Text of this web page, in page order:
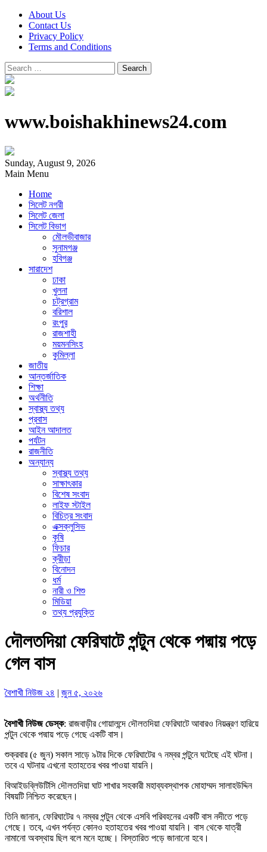
About Us
Contact Us
Privacy Policy
Terms and Conditions
Search
for:
www.boishakhinews24.com
Sunday, August 9, 2026
Main Menu
Home
সিলেট নগরী
সিলেট জেলা
সিলেট বিভাগ
মৌলভীবাজার
সুনামগঞ্জ
হবিগঞ্জ
সারাদেশ
ঢাকা
খুলনা
চট্রগ্রাম
বরিশাল
রংপুর
রাজশাহী
ময়মনসিংহ
কুমিল্লা
জাতীয়
আন্তর্জাতিক
শিক্ষা
অর্থনীতি
স্বাস্থ্য তথ্য
প্রবাস
আইন আদালত
পর্যটন
রাজনীতি
অন্যান্য
স্বাস্থ্য তথ্য
সাক্ষাৎকার
বিশেষ সংবাদ
লাইফ স্টাইল
বিচিত্র সংবাদ
এক্সক্লুসিভ
কৃষি
ফিচার
ক্রীড়া
বিনোদন
ধর্ম
নারী ও শিশু
মিডিয়া
তথ্য প্রযুক্তি
দৌলতদিয়া ফেরিঘাটে পন্টুন থেকে পদ্মায় পড়ে
গেল বাস
বৈশাখী নিউজ ২৪ | জুন ৫, ২০২৬
বৈশাখী নিউজ ডেস্ক: রাজবাড়ীর গোয়ালন্দে দৌলতদিয়া ফেরিঘাটে আবারও নিয়ন্ত্রণ হারিয়ে
পন্টুন থেকে পদ্মায় পড়ে গেছে একটি বাস।
শুক্রবার (৫ জুন) সকাল সাড়ে ৯টার দিকে ফেরিঘাটের ৭ নম্বর পন্টুনে ঘটেছে এই ঘটনা।
তবে এ ঘটনায় এখনো হতাহতের খবর পাওয়া যায়নি।
বিআইডব্লিউটিসি দৌলতদিয়া ঘাট শাখার সহকারী মহাব্যবস্থাপক মোহাম্মদ সালাহউদ্দিন
বিষয়টি নিশ্চিত করেছেন।
তিনি জানান, ফেরিঘাটের ৭ নম্বর পন্টুন থেকে এসবি পরিবহনের একটি বাস নদীতে পড়ে
গেছে। তবে, এখন পর্যন্ত কোনও হতাহতের খবর পাওয়া যায়নি। বাস থেকে যাত্রী
নামানো অবস্থায় ছিল বলে মনে হচ্ছে। বিস্তারিত পড়ে জানানো হবে।